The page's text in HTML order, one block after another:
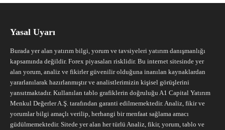
Yasal Uyarı
Burada yer alan yatırım bilgi, yorum ve tavsiyeleri yatırım danışmanlığı
kapsamında değildir. Forex piyasaları risklidir. Bu internet sitesinde yer
alan yorum, analiz ve fikirler güvenilir olduğuna inanılan kaynaklardan
yararlanılarak hazırlanmıştır ve analistlerimizin kişisel görüşlerini
yansıtmaktadır. Kullanılan tablo grafiklerin doğruluğu A1 Capital Yatırım
Menkul Değerler A.Ş. tarafından garanti edilmemektedir. Analiz, fikir ve
yorumlar bilgi amaçlı verilip, herhangi bir menfaat sağlama amacı
güdülmemektedir. Sitede yer alan her türlü Analiz, fikir, yorum, tablo ve